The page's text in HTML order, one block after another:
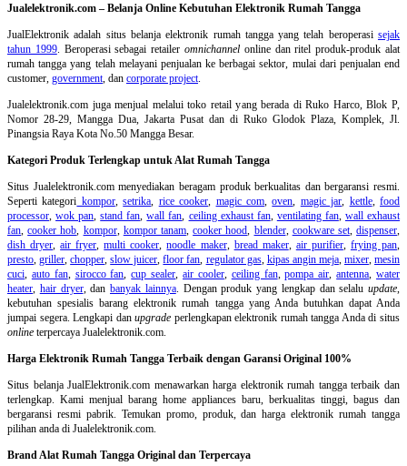
Jualelektronik.com – Belanja Online Kebutuhan Elektronik Rumah Tangga
JualElektronik adalah situs belanja elektronik rumah tanggayang telah beroperasisejak
tahun 1999. Beroperasi sebagai retaileromnichannel online dan ritel produk-produk alat
rumah tangga yang telah melayani penjualan ke berbagai sektor, mulai dari penjualan end
customer, government, dan corporate project.
Jualelektronik.com juga menjual melalui toko retail yang berada di Ruko Harco, Blok P,
Nomor 28-29, Mangga Dua, Jakarta Pusat dan di Ruko Glodok Plaza, Komplek, Jl.
Pinangsia Raya Kota No.50 Mangga Besar.
Kategori Produk Terlengkap untuk Alat Rumah Tangga
Situs Jualelektronik.com menyediakan beragam produk berkualitas dan bergaransi resmi.
Seperti kategori kompor,setrika, rice cooker, magic com,oven, magic jar, kettle,food
processor,wok pan,stand fan,wall fan, ceiling exhaust fan, ventilating fan, wall exhaust
fan,cooker hob, kompor, kompor tanam,cooker hood, blender, cookware set,dispenser,
dish dryer,air fryer,multi cooker,noodle maker, bread maker, air purifier, frying pan,
presto,griller,chopper,slow juicer,floor fan, regulator gas, kipas angin meja, mixer,mesin
cuci, auto fan, sirocco fan,cup sealer,air cooler, ceiling fan,pompa air,antenna,water
heater, hair dryer, dan banyak lainnya. Dengan produk yang lengkap dan selalu update,
kebutuhan spesialis barang elektronik rumah tangga yang Anda butuhkan dapat Anda
jumpai segera. Lengkapi danupgrade perlengkapan elektronik rumah tangga Anda di situs
online terpercaya Jualelektronik.com.
Harga Elektronik Rumah Tangga Terbaik dengan Garansi Original 100%
Situs belanjaJualElektronik.com menawarkan harga elektronik rumah tangga terbaik dan
terlengkap. Kami menjual barang home appliances baru, berkualitas tinggi, bagus dan
bergaransi resmi pabrik. Temukan promo, produk, dan harga elektronik rumah tangga
pilihan anda di Jualelektronik.com.
Brand Alat Rumah Tangga Original dan Terpercaya